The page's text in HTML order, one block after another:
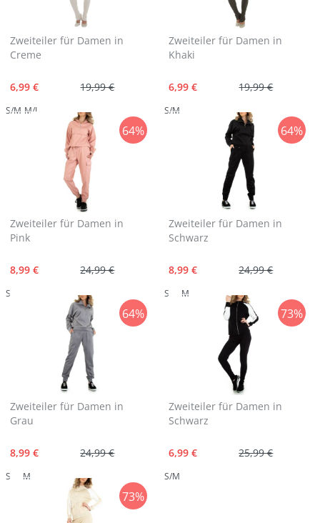
Zweiteiler für Damen in
Creme
19,99 €
6,99 €
S/M M/L
Zweiteiler für Damen in
Khaki
19,99 €
6,99 €
S/M
64%
Zweiteiler für Damen in
Pink
24,99 €
8,99 €
S
64%
Zweiteiler für Damen in
Schwarz
24,99 €
8,99 €
S M
64%
Zweiteiler für Damen in
Grau
24,99 €
8,99 €
S M
73%
Zweiteiler für Damen in
Schwarz
25,99 €
6,99 €
S/M
73%